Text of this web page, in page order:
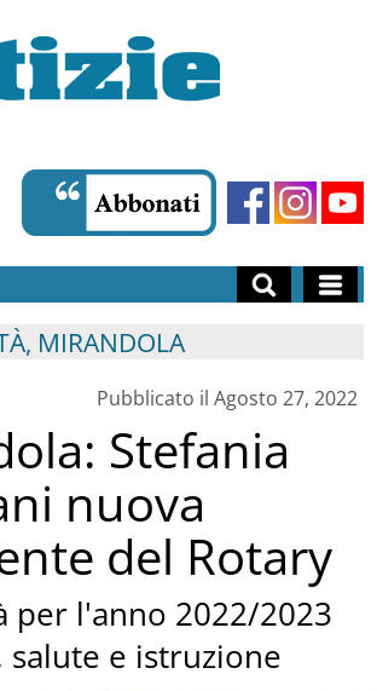
MIRANDOLA
Pubblicato il Agosto 27, 2022
Stefania
nuova
del Rotary
per l'anno 2022/2023
salute e istruzione